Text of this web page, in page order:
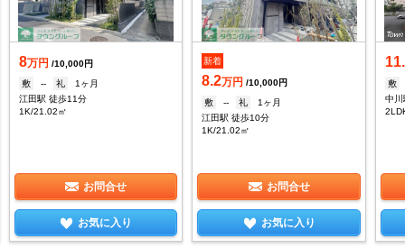
8万円 /10,000円
敷
-- 礼
1ヶ月
江田駅 徒歩11分
1K/21.02㎡
お問合せ
お気に入り
新着
8.2万円 /10,000円
敷
-- 礼
1ヶ月
江田駅 徒歩10分
1K/21.02㎡
お問合せ
お気に入り
敷
中